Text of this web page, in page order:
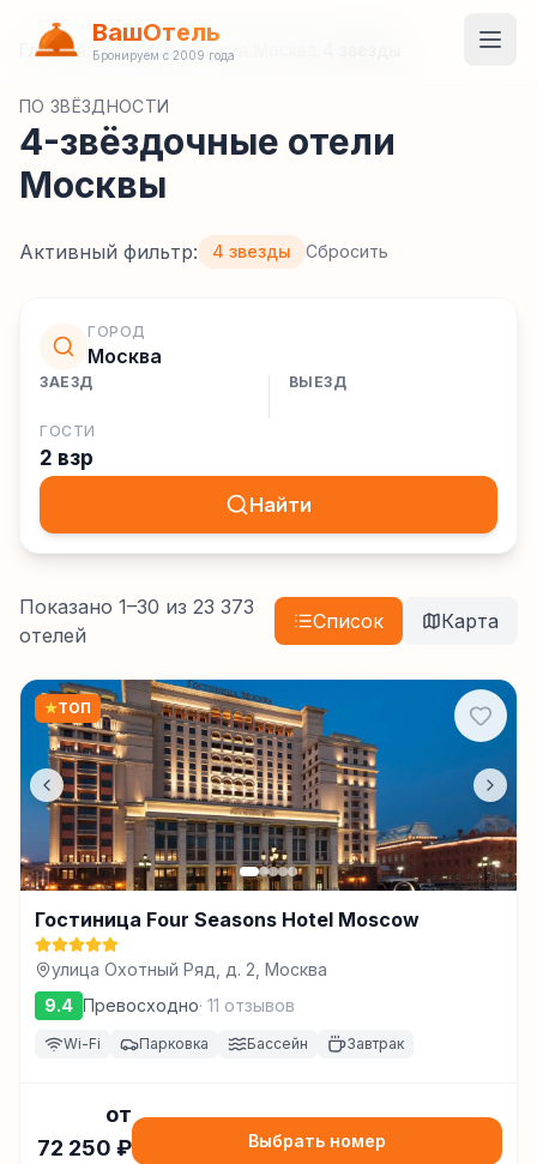
ВашОтель
Бронируем с 2009 года
Главная Гостиницы/Россия
ПО ЗВЁЗДНОСТИ
4-звёздочные отели
Москвы
Активный фильтр: 4 звезды Сбросить
ГОРОД
Москва
ЗАЕЗД ВЫЕЗД
ГОСТИ
2 взр
Найти
Показано 1–30 из 23 373
отелей
Список Карта
★ТОП
Гостиница Four Seasons Hotel Moscow
улица Охотный Ряд, д. 2, Москва
9.4 Превосходно· 11 отзывов
Wi-Fi Парковка Бассейн Завтрак
от
72 250 ₽ Выбрать номер